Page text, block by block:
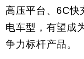
高压平台、6C快
电车型，有望成
争力标杆产品。